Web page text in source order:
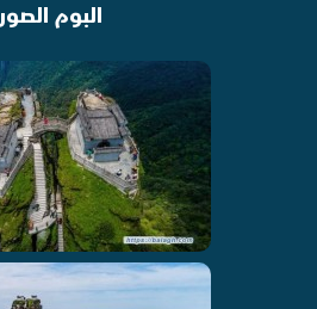
البوم الصور